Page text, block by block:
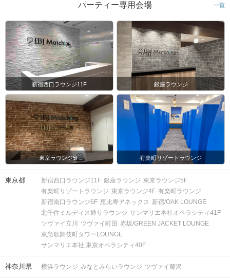
パーティー専用会場 一覧
新宿西口ラウンジ11F 銀座ラウンジ
東京ラウンジ5F 有楽町リゾートラウンジ
東京都 新宿西口ラウンジ11F 銀座ラウンジ 東京ラウンジ5F
有楽町リゾートラウンジ 東京ラウンジ4F 有楽町ラウンジ
新宿南口ラウンジ6F 恵比寿アネックス 新宿/OAK LOUNGE
北千住ミルディス通りラウンジ サンマリエ本社オペラシティ41F
ツヴァイ立川
ツヴァイ町田 赤坂/GREEN JACKET LOUNGE
東急歌舞伎町タワーLOUNGE
サンマリエ本社 東京オペラシティ40F
神奈川県 横浜ラウンジ みなとみらいラウンジ ツヴァイ藤沢